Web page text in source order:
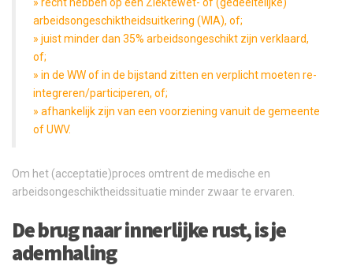
arbeidsongeschiktheidsuitkering (WIA), of;
» juist minder dan 35% arbeidsongeschikt zijn verklaard,
of;
» in de WW of in de bijstand zitten en verplicht moeten re-
integreren/participeren, of;
» afhankelijk zijn van een voorziening vanuit de gemeente
of UWV.
Om het (acceptatie)proces omtrent de medische en
arbeidsongeschiktheidssituatie minder zwaar te ervaren.
De brug naar innerlijke rust, is je
ademhaling